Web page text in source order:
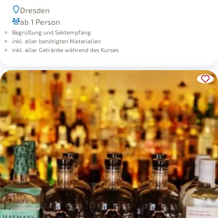
Dresden
ab 1 Person
Begrüßung und Sektempfang
inkl. aller benötigten Materialien
inkl. aller Getränke während des Kurses